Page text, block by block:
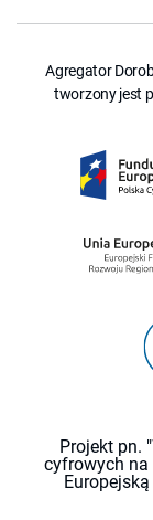
Agregator
tworzony jest
Projekt pn.
cyfrowych na